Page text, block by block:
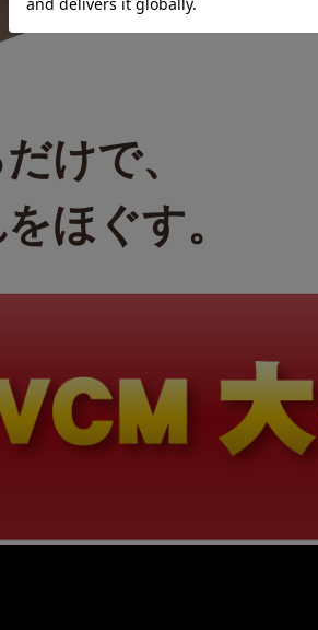
けで、
ほぐす。